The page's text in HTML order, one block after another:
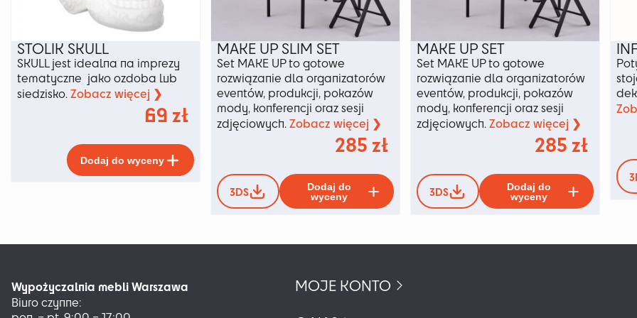
STOLIK SKULL
SKULL jest idealna na imprezy
tematyczne jako ozdoba lub
siedzisko.Zobacz więcej ❯
69 zł
Dodaj do wyceny
Ten
produkt
wiele
wariantów.
można
MAKE UP SLIM SET
Set MAKE UP to gotowe
rozwiązanie dla organizatorów
eventów, produkcji, pokazów
mody, konferencji oraz sesji
zdjęciowych.Zobacz więcej ❯
285 zł
3DS
Dodaj do
wyceny
Ten
produkt
wariantów.
wybrać
MAKE UP SET
Set MAKE UP to gotowe
rozwiązanie dla organizatorów
eventów, produkcji, pokazów
mody, konferencji oraz sesji
zdjęciowych.Zobacz więcej ❯
285 zł
3DS
Dodaj do
wyceny
Ten
produkt
Wypożyczalnia mebli Warszawa
Biuro czynne:
MOJE KONTO